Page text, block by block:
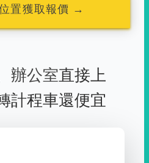
置獲取報價 →
辦公室直接上
計程車還便宜